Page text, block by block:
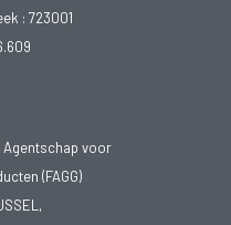
: 723001
Agentschap voor
(FAGG)